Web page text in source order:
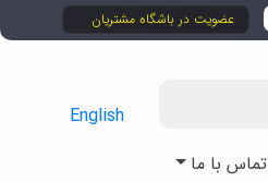
عضویت در باشگاه مشتریان
تماس با ما
English